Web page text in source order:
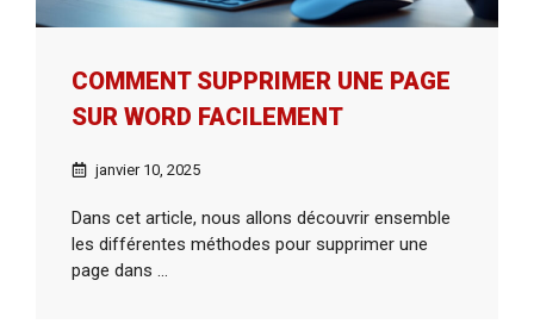
COMMENT SUPPRIMER UNE PAGE
SUR WORD FACILEMENT
janvier 10, 2025
Dans cet article, nous allons découvrir ensemble
les différentes méthodes pour supprimer une
page dans ...